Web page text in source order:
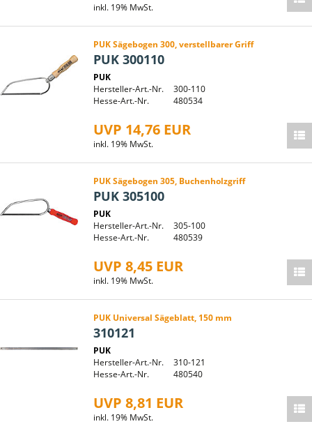
inkl. 19% MwSt.
PUK Sägebogen 300, verstellbarer Griff
PUK 300110
PUK
Hersteller-Art.-Nr.
300-110
Hesse-Art.-Nr.
480534
UVP 14,76 EUR
inkl. 19% MwSt.
PUK Sägebogen 305, Buchenholzgriff
PUK 305100
PUK
Hersteller-Art.-Nr.
305-100
Hesse-Art.-Nr.
480539
UVP 8,45 EUR
inkl. 19% MwSt.
PUK Universal Sägeblatt, 150 mm
310121
PUK
Hersteller-Art.-Nr.
310-121
Hesse-Art.-Nr.
480540
UVP 8,81 EUR
inkl. 19% MwSt.